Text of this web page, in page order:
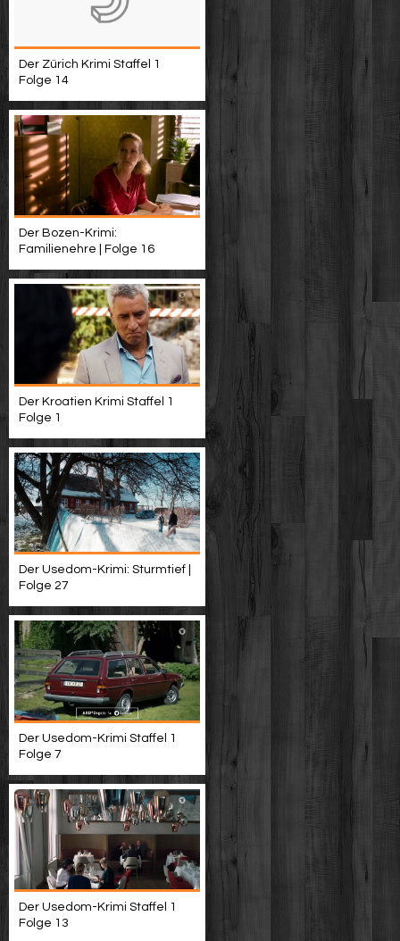
Der Zürich Krimi Staffel 1
Folge 14
Der Bozen-Krimi:
Familienehre | Folge 16
Der Kroatien Krimi Staffel 1
Folge 1
Der Usedom-Krimi: Sturmtief |
Folge 27
Der Usedom-Krimi Staffel 1
Folge 7
Der Usedom-Krimi Staffel 1
Folge 13